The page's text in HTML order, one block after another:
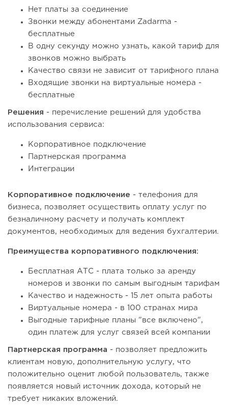
Нет платы за соединение
Звонки между абонентами Zadarma -
бесплатные
В одну секунду можно узнать, какой тариф для
звонков можно выбрать
Качество связи не зависит от тарифного плана
Входящие звонки на виртуальные номера -
бесплатные
Решения - перечисление решений для удобства
использования сервиса:
Корпоративное подключение
Партнерская программа
Интеграции
Корпоративное подключение - телефония для
бизнеса, позволяет осуществить оплату услуг по
безналичному расчету и получать комплект
документов, необходимых для ведения бухгалтерии.
Преимущества корпоративного подключения:
Бесплатная АТС - плата только за аренду
номеров и звонки по самым выгодным тарифам
Качество и надежность - 15 лет опыта работы
Виртуальные номера - в 100 странах мира
Выгодные тарифные планы "все включено",
один платеж для услуг связей всей компании
Партнерская программа - позволяет предложить
клиентам новую, дополнительную услугу, что
положительно оценит любой пользователь, также
появляется новый источник дохода, который не
требует никаких вложений.